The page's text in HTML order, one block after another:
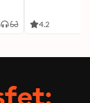
4.2